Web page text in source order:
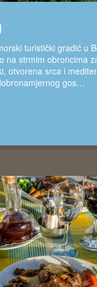
turistički gradić u
na strmim obroncima
otvorena srca i
gos…